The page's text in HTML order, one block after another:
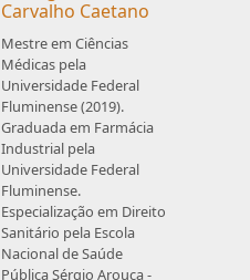
Carvalho Caetano
Mestre em Ciências
Médicas pela
Universidade Federal
Fluminense (2019).
Graduada em Farmácia
Industrial pela
Universidade Federal
Fluminense.
Especialização em Direito
Sanitário pela Escola
Nacional de Saúde
Pública Sérgio Arouca -